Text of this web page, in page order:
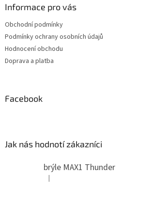
Informace pro vás
Obchodní podmínky
Podmínky ochrany osobních údajů
Hodnocení obchodu
Doprava a platba
Facebook
Jak nás hodnotí zákazníci
brýle MAX1 Thunder
Hodnocení produktu je 5 z 5 hvězdiček.
|